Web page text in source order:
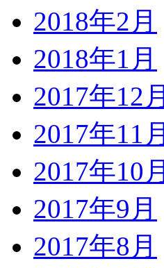
2018年2月
2018年1月
2017年12月
2017年11月
2017年10月
2017年9月
2017年8月